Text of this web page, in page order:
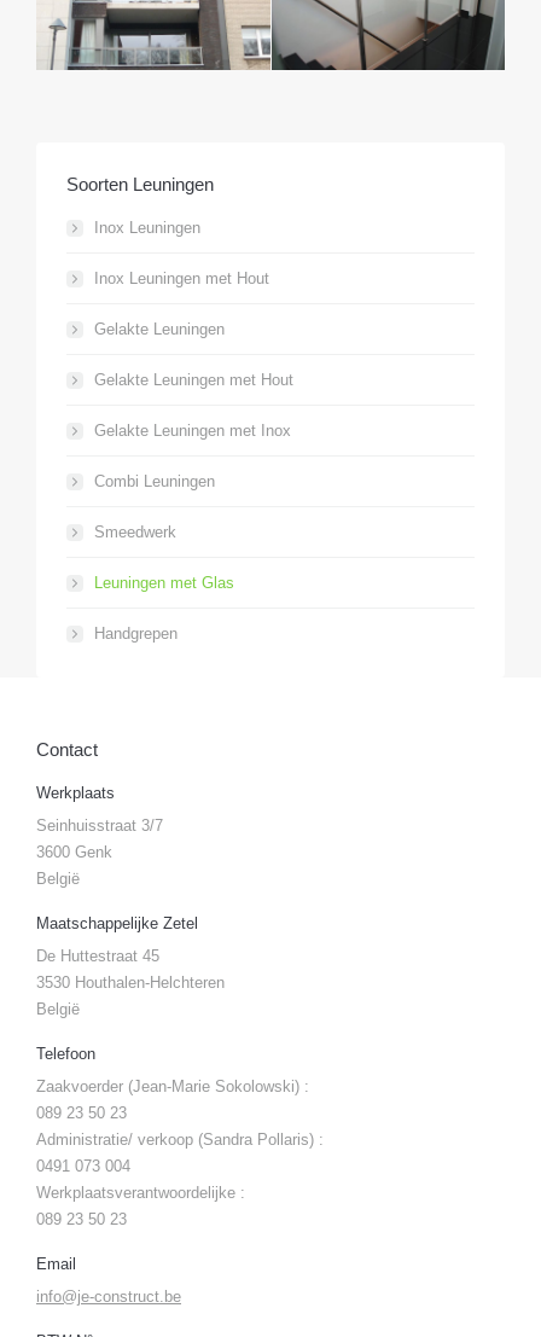
Soorten Leuningen
Inox Leuningen
Inox Leuningen met Hout
Gelakte Leuningen
Gelakte Leuningen met Hout
Gelakte Leuningen met Inox
Combi Leuningen
Smeedwerk
Leuningen met Glas
Handgrepen
Contact
Werkplaats
Seinhuisstraat 3/7
3600 Genk
België
Maatschappelijke Zetel
De Huttestraat 45
3530 Houthalen-Helchteren
België
Telefoon
Zaakvoerder (Jean-Marie Sokolowski) :
089 23 50 23
Administratie/ verkoop (Sandra Pollaris) :
0491 073 004
Werkplaatsverantwoordelijke :
089 23 50 23
Email
info@je-construct.be